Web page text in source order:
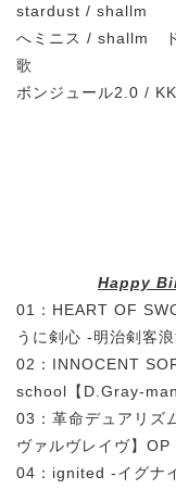
stardust / shallm
へミニス / shallm ド
歌
ボンジュール2.0 /
Happy
01：HEART OF
うに剣心 -明治剣客
02：INNOCENT
school【D.Gray-
03：革命デュアリズ
ヴァルヴレイヴ】OP
04：ignited -イグナ